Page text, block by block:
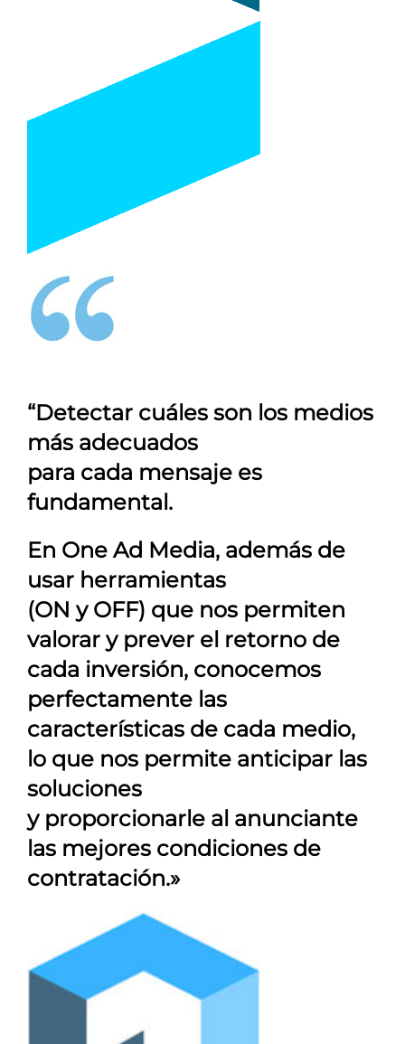
“Detectar cuáles son los medios
más adecuados
para cada mensaje es
fundamental.
En One Ad Media, además de
usar herramientas
(ON y OFF) que nos permiten
valorar y prever el retorno de
cada inversión, conocemos
perfectamente las
características de cada medio,
lo que nos permite anticipar las
soluciones
y proporcionarle al anunciante
las mejores condiciones de
contratación.»